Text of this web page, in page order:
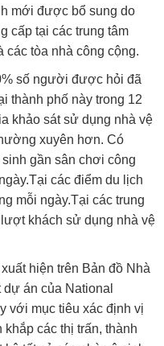
mới được bổ sung do
cấp tại các trung tâm
tòa nhà công cộng.
số người được hỏi đã
thành phố này trong 12
khảo sát sử dụng nhà vệ
xuyên hơn. Có
gần sân chơi công
các điểm du lịch
mỗi ngày.Tại các trung
khách sử dụng nhà vệ
hiện trên Bản đồ Nhà
án của National
với mục tiêu xác định vị
các thị trấn, thành